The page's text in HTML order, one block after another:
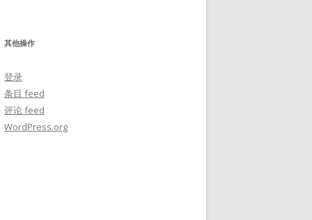
其他操作
登录
条目 feed
评论 feed
WordPress.org